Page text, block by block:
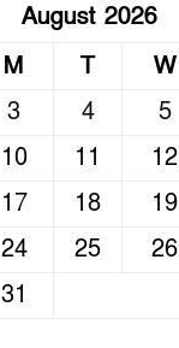
August 2026
M T W
3 4 5
10 11 12
17 18 19
24 25 26
31